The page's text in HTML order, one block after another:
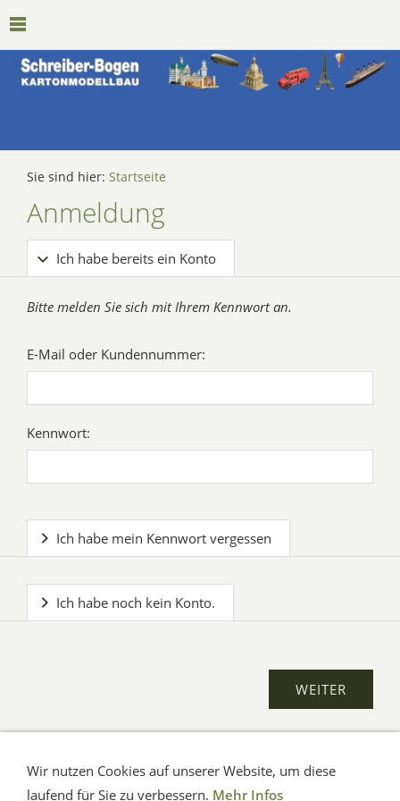
Sie sind hier: Startseite
Anmeldung
Ich habe bereits ein Konto
Bitte melden Sie sich mit Ihrem Kennwort an.
E-Mail oder Kundennummer:
Kennwort:
Ich habe mein Kennwort vergessen
Ich habe noch kein Konto.
AGB Impressum
Verbraucherhinweise
Datenschutz
Hilfe
Wir nutzen Cookies auf unserer Website, um diese
laufend für Sie zu verbessern. Mehr Infos